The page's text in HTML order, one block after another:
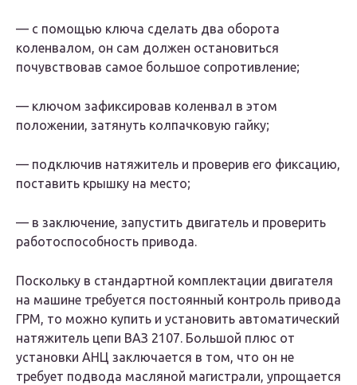
— с помощью ключа сделать два оборота
коленвалом, он сам должен остановиться
почувствовав самое большое сопротивление;
— ключом зафиксировав коленвал в этом
положении, затянуть колпачковую гайку;
— подключив натяжитель и проверив его фиксацию,
поставить крышку на место;
— в заключение, запустить двигатель и проверить
работоспособность привода.
Поскольку в стандартной комплектации двигателя
на машине требуется постоянный контроль привода
ГРМ, то можно купить и установить автоматический
натяжитель цепи ВАЗ 2107. Большой плюс от
установки АНЦ заключается в том, что он не
требует подвода масляной магистрали, упрощается